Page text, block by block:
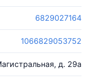
6829027164
1066829053752
д. 29а